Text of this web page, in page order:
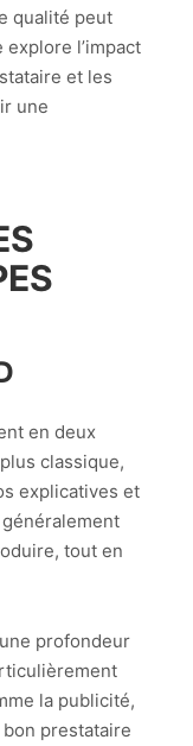
qualité peut
l’impact
et les
une
en deux
classique,
explicatives et
tout en
profondeur
la publicité,
prestataire